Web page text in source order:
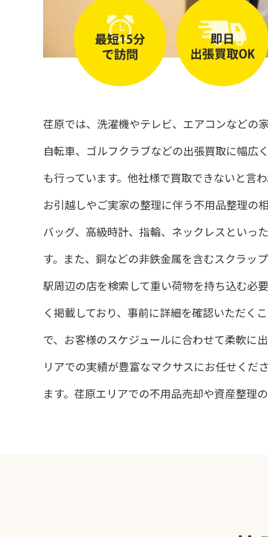
荏原では、洗濯機やテレビ、エアコンなどの
自転車、ゴルフクラブなどの出張買取に幅広
も行っています。他社様で買取できないと言
お引越しやご実家の整理に伴う不用品整理の
バッグ、高級時計、指輪、ネックレスといっ
す。また、銅などの非鉄金属を含むスクラッ
駅周辺の店を検索して重い荷物を持ち込む必
く掲載しており、事前に詳細を確認いただく
で、お客様のスケジュールに合わせて柔軟に
リアでの実績が豊富なマクサスにお任せくだ
ます。荏原エリアでの不用品売却や資産整理